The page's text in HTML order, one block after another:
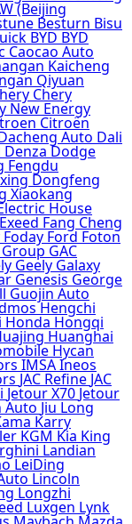
(Beijing
Besturn Bisu
BYD BYD
Caocao Auto
Kaicheng
Qiyuan
Chery
New Energy
Citroën
Auto Dali
DenzaDodge
Fengdu
Dongfeng
Xiaokang
House
Exeed Fang Cheng
Foday Ford Foton
Group GAC
Geely Galaxy
Genesis George
Guojin Auto
Hengchi
Honda Hongqi
Huanghai
Hycan
IMSAIneos
JAC Refine JAC
Jetour X70 Jetour
Auto Jiu Long
Karry
KGM Kia King
Landian
LeiDing
Lincoln
Longzhi
Luxgen Lynk